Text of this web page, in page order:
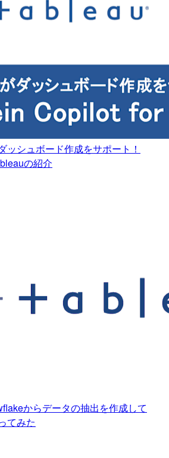
ッシュボード作成をサポート！
の紹介
からデータの抽出を作成して
てみた